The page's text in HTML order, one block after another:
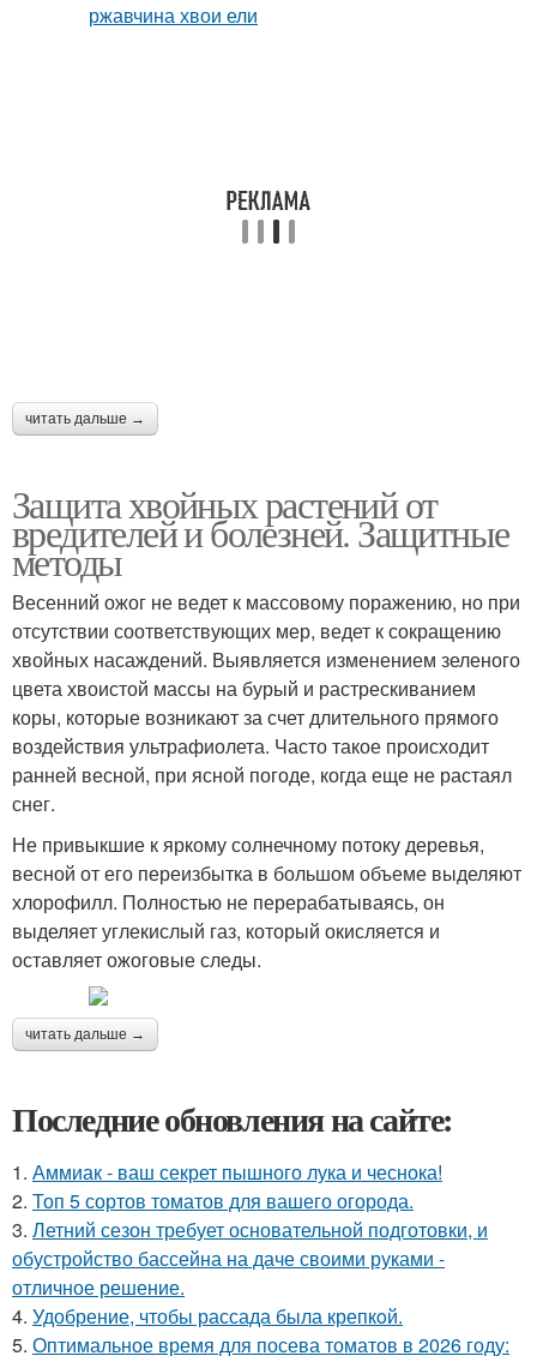
читать дальше →
Защита хвойных растений от
вредителей и болезней. Защитные
методы
Весенний ожог не ведет к массовому поражению, но при
отсутствии соответствующих мер, ведет к сокращению
хвойных насаждений. Выявляется изменением зеленого
цвета хвоистой массы на бурый и растрескиванием
коры, которые возникают за счет длительного прямого
воздействия ультрафиолета. Часто такое происходит
ранней весной, при ясной погоде, когда еще не растаял
снег.
Не привыкшие к яркому солнечному потоку деревья,
весной от его переизбытка в большом объеме выделяют
хлорофилл. Полностью не перерабатываясь, он
выделяет углекислый газ, который окисляется и
оставляет ожоговые следы.
читать дальше →
Последние обновления на сайте:
1. Аммиак - ваш секрет пышного лука и чеснока!
2. Топ 5 сортов томатов для вашего огорода.
3. Летний сезон требует основательной подготовки, и
обустройство бассейна на даче своими руками -
отличное решение.
4. Удобрение, чтобы рассада была крепкoй.
5. Оптимальное время для посева томатов в 2026 году: